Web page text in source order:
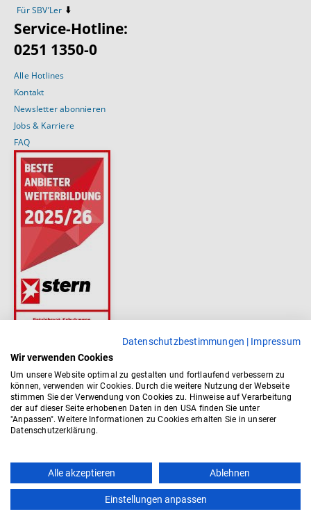
Datenschutzbestimmungen | Impressum
Wir verwenden Cookies
Um unsere Website optimal zu gestalten und fortlaufend verbessern zu
können, verwenden wir Cookies. Durch die weitere Nutzung der Webseite
stimmen Sie der Verwendung von Cookies zu. Hinweise auf Verarbeitung
der auf dieser Seite erhobenen Daten in den USA finden Sie unter
"Anpassen". Weitere Informationen zu Cookies erhalten Sie in unserer
Datenschutzerklärung.
Alle akzeptieren Ablehnen
Einstellungen anpassen
Für SBV’Ler ⬇️
Service-Hotline:
0251 1350-0
Alle Hotlines
Kontakt
Newsletter abonnieren
Jobs & Karriere
FAQ
Kontakt AGB Impressum Datenschutz